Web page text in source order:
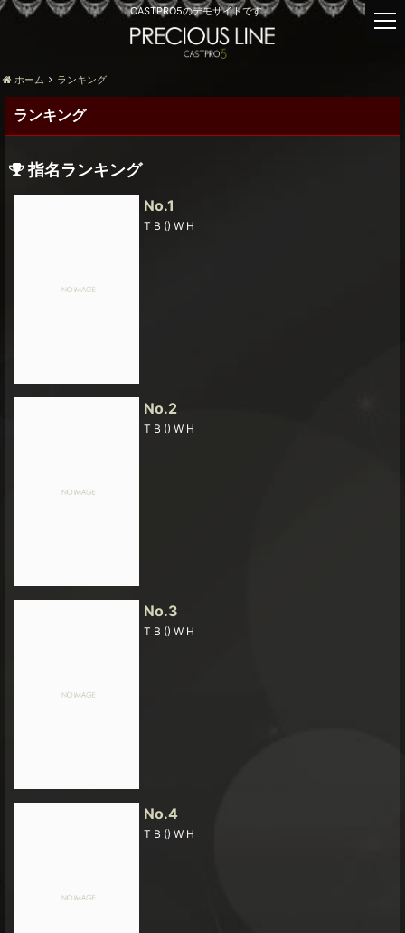
CASTPRO5のデモサイトです
ホーム ランキング
ランキング
指名ランキング
No.1
T B () W H
No.2
T B () W H
No.3
T B () W H
No.4
T B () W H
t
l
n